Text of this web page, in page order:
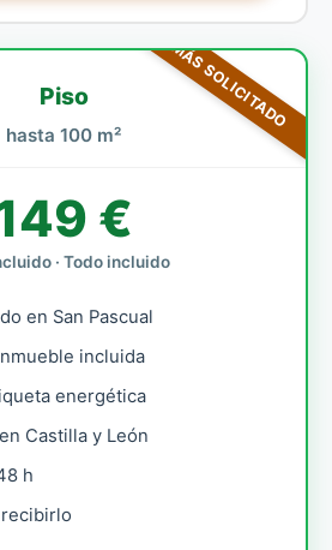
MÁS SOLICITADO
Piso
hasta 100 m²
€
· Todo incluido
en San Pascual
incluida
energética
Castilla y León
h
recibirlo